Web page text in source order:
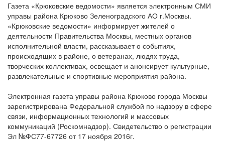
Газета «Крюковские ведомости» является электронным СМИ
управы района Крюково Зеленоградского АО г.Москвы.
«Крюковские ведомости» информирует жителей о
деятельности Правительства Москвы, местных органов
исполнительной власти, рассказывает о событиях,
происходящих в районе, о ветеранах, людях труда,
творческих коллективах, освещает и анонсирует культурные,
развлекательные и спортивные мероприятия района.
Электронная газета управы района Крюково города Москвы
зарегистрирована Федеральной службой по надзору в сфере
связи, информационных технологий и массовых
коммуникаций (Роскомнадзор). Свидетельство о регистрации
Эл №ФС77-67726 от 17 ноября 2016г.